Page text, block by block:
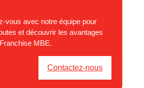
vous avec notre équipe pour
et découvrir les avantages
MBE.
Contactez-nous